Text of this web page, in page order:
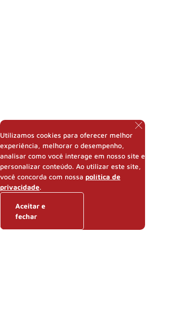
Utilizamos cookies para oferecer melhor
experiência, melhorar o desempenho,
analisar como você interage em nosso site e
personalizar conteúdo. Ao utilizar este site,
você concorda com nossa política de
privacidade.
Aceitar e
fechar